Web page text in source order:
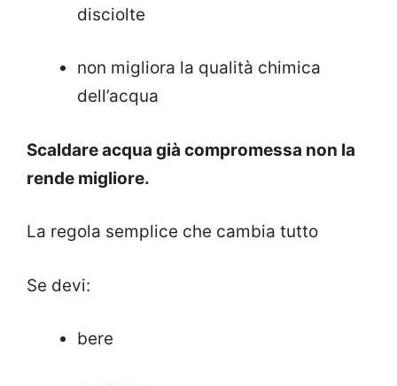
disciolte
non migliora la qualità chimica
dell’acqua
Scaldare acqua già compromessa non la
rende migliore.
La regola semplice che cambia tutto
Se devi:
bere